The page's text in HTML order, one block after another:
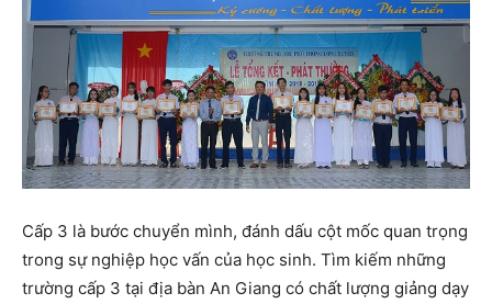
Cấp 3 là bước chuyển mình, đánh dấu cột mốc quan trọng
trong sự nghiệp học vấn của học sinh. Tìm kiếm những
trường cấp 3 tại địa bàn An Giang có chất lượng giảng dạy